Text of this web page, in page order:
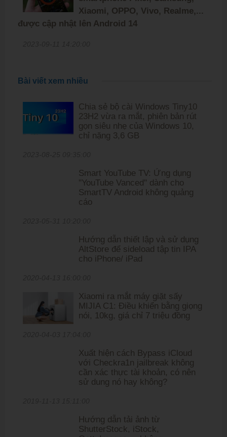
Xiaomi, OPPO, Vivo, Realme,...
được cập nhật lên Android 14
Bài viết xem nhiều
Chia sẻ bộ cài Windows Tiny10
23H2 vừa ra mắt, phiên bản rút
gọn siêu nhẹ của Windows 10,
chỉ nặng 3,6 GB
Smart YouTube TV: Ứng dụng
''YouTube Vanced'' dành cho
SmartTV Android không quảng
cáo
Hướng dẫn thiết lập và sử dụng
AltStore để sideload tập tin IPA
cho iPhone/ iPad
Xiaomi ra mắt máy giặt sấy
MIJIA C1: Điều khiển bằng giọng
nói, 10kg, giá chỉ 7 triệu đồng
Xuất hiện cách Bypass iCloud
với Checkra1n jailbreak không
cần xác thực tài khoản, có nên
sử dung nó hay không?
Hướng dẫn tải ảnh từ
ShutterStock, iStock,